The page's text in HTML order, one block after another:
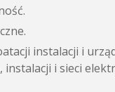
instalacji i
i sieci